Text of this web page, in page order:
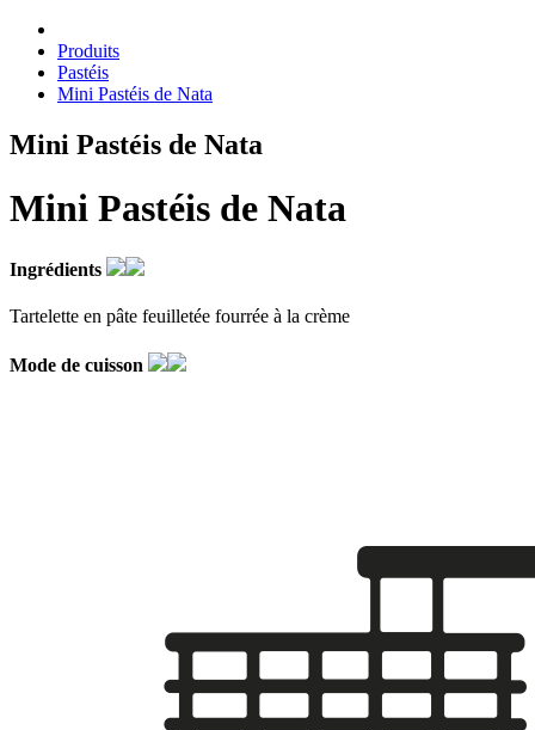
Produits
Pastéis
Mini Pastéis de Nata
Mini Pastéis de Nata
Mini Pastéis de Nata
Ingrédients
Tartelette en pâte feuilletée fourrée à la crème
Mode de cuisson